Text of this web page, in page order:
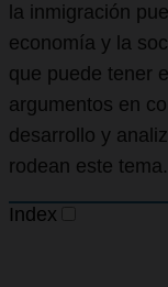
la inmigración
economía y la
que puede tener
argumentos en
desarrollo y
rodean este tema.
Index